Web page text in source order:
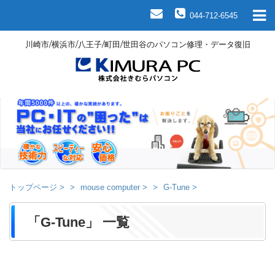
044-712-6545
川崎市/横浜市/八王子/町田/世田谷のパソコン修理・データ復旧
トップページ > mouse computer > G-Tune >
「G-Tune」 一覧